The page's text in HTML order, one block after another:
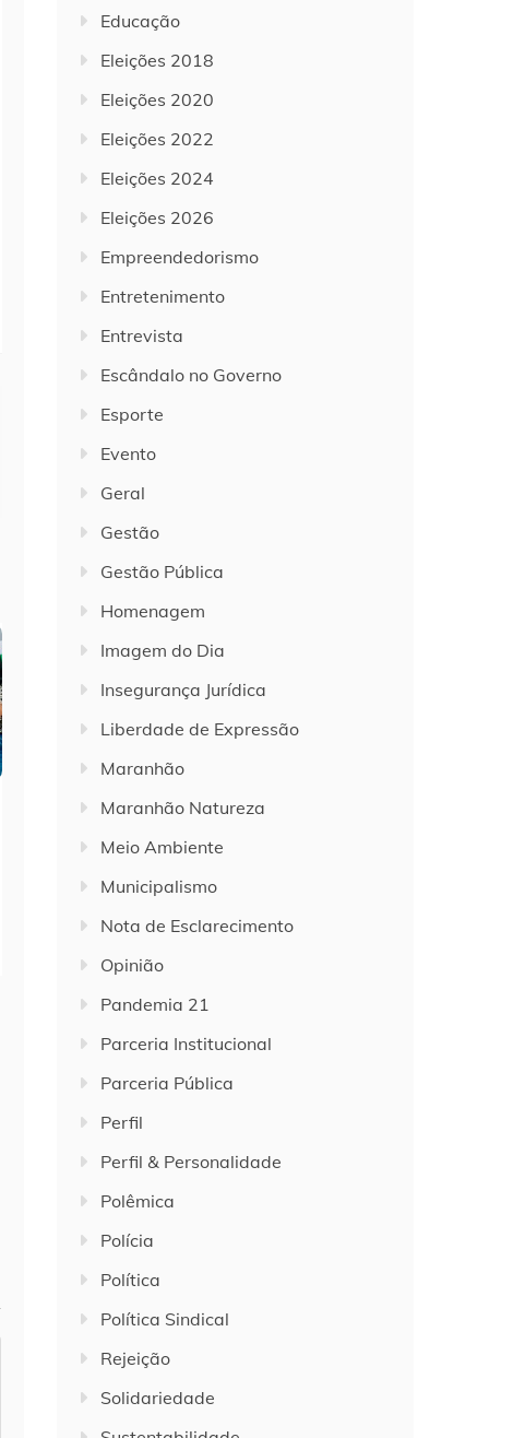
Educação
Eleições 2018
Eleições 2020
Eleições 2022
Eleições 2024
Eleições 2026
Empreendedorismo
Entretenimento
Entrevista
Escândalo no Governo
Esporte
Evento
Geral
Gestão
Gestão Pública
Homenagem
Imagem do Dia
Insegurança Jurídica
Liberdade de Expressão
Maranhão
Maranhão Natureza
Meio Ambiente
Municipalismo
Nota de Esclarecimento
Opinião
Pandemia 21
Parceria Institucional
Parceria Pública
Perfil
Perfil & Personalidade
Polêmica
Polícia
Política
Política Sindical
Rejeição
Solidariedade